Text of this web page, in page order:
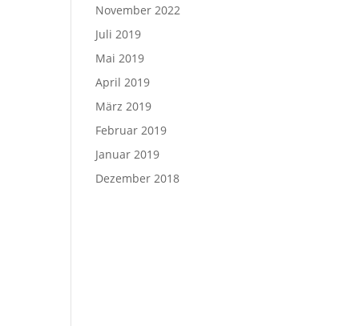
November 2022
Juli 2019
Mai 2019
April 2019
März 2019
Februar 2019
Januar 2019
Dezember 2018